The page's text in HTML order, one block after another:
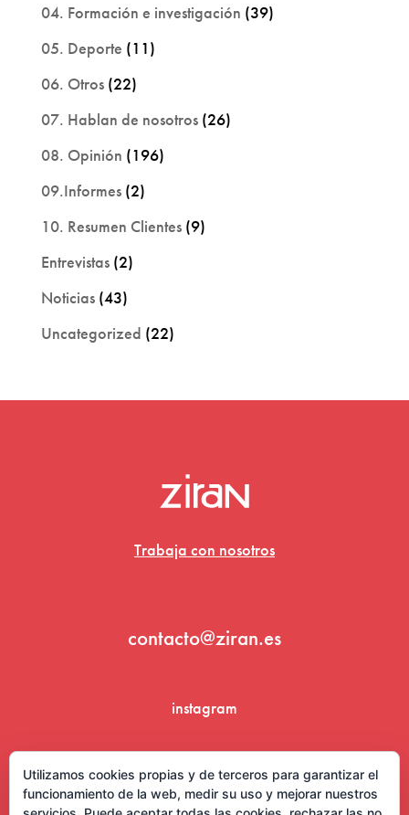
04. Formación e investigación (39)
05. Deporte (11)
06. Otros(22)
07. Hablan de nosotros(26)
08. Opinión (196)
09.Informes(2)
10. Resumen Clientes(9)
Entrevistas(2)
Noticias(43)
Uncategorized (22)
Trabaja con nosotros
contacto@ziran.es
instagram
Utilizamos cookies propias y de terceros para garantizar el
funcionamiento de la web, medir su uso y mejorar nuestros